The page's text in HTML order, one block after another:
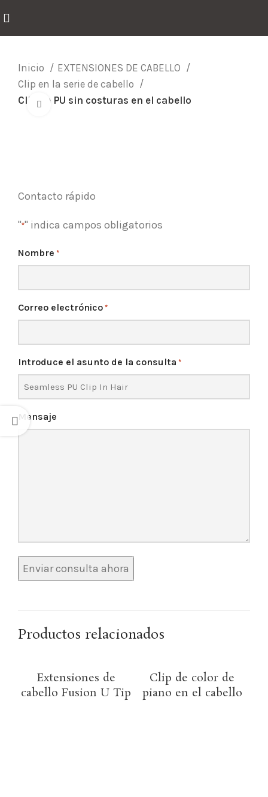
Inicio
EXTENSIONES DE CABELLO
Clip en la serie de cabello
Clip de PU sin costuras en el cabello
Click para agrandar
Contacto rápido
"*" indica campos obligatorios
Nombre *
Correo electrónico *
Introduce el asunto de la consulta *
Mensaje
Productos relacionados
Extensiones de
cabello Fusion U Tip
Clip de color de
piano en el cabello